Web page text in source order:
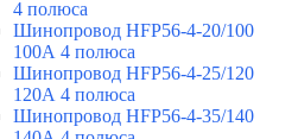
4 полюса
Шинопровод HFP56-4-20/100
100А 4 полюса
Шинопровод HFP56-4-25/120
120А 4 полюса
Шинопровод HFP56-4-35/140